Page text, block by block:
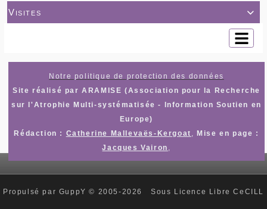

Visites
Notre politique de protection des données
Site réalisé par ARAMISE (Association pour la Recherche
sur l'Atrophie Multi-systématisée - Information Soutien en
Europe)
Rédaction : Catherine Mallevaës-Kergoat , Mise en page :
Jacques Vairon ,
Propulsé par GuppY© 2005-2026 Sous Licence Libre CeCILL